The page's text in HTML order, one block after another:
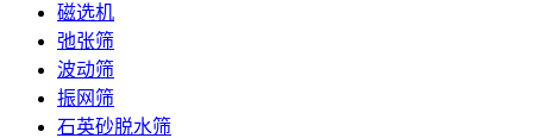
磁选机
弛张筛
波动筛
振网筛
石英砂脱水筛